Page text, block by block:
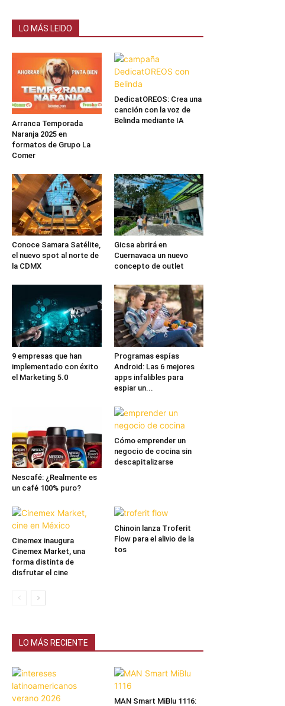
LO MÁS LEIDO
Arranca Temporada
Naranja 2025 en
formatos de Grupo La
Comer
DedicatOREOS: Crea una
canción con la voz de
Belinda mediante IA
Conoce Samara Satélite,
el nuevo spot al norte de
la CDMX
Gicsa abrirá en
Cuernavaca un nuevo
concepto de outlet
9 empresas que han
implementado con éxito
el Marketing 5.0
Programas espías
Android: Las 6 mejores
apps infalibles para
espiar un...
Nescafé: ¿Realmente es
un café 100% puro?
Cómo emprender un
negocio de cocina sin
descapitalizarse
Cinemex inaugura
Cinemex Market, una
forma distinta de
disfrutar el cine
Chinoin lanza Troferit
Flow para el alivio de la
tos
LO MÁS RECIENTE
MAN Smart MiBlu 1116: